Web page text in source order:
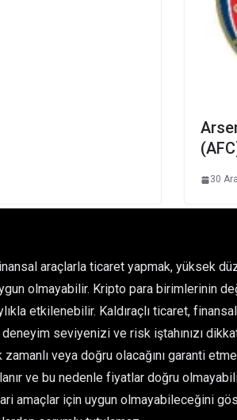
30
araçlarla ticaret yapmak, yüksek
uygun olmayabilir. Kripto para
etkilenebilir. Kaldıraçlı ticaret,
seviyenizi ve risk iştahınızı
veya doğru olacağını garanti
ve bu nedenle fiyatlar doğru
amaçlar için uygun olmayabileceğini